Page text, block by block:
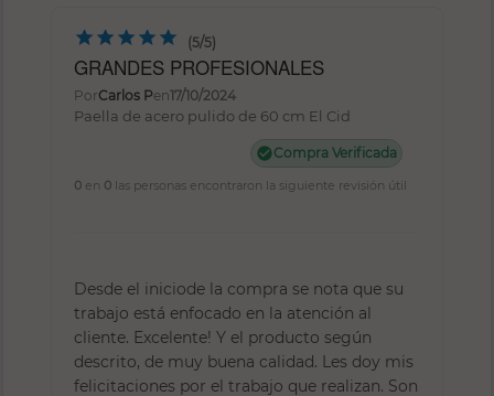
(5/5)
GRANDES PROFESIONALES
PorCarlos Pen17/10/2024
Paella de acero pulido de 60 cm El Cid
check_circleCompra Verificada
0 en 0 las personas encontraron la siguiente revisión útil
Desde el iniciode la compra se nota que su
trabajo está enfocado en la atención al
cliente. Excelente! Y el producto según
descrito, de muy buena calidad. Les doy mis
felicitaciones por el trabajo que realizan. Son